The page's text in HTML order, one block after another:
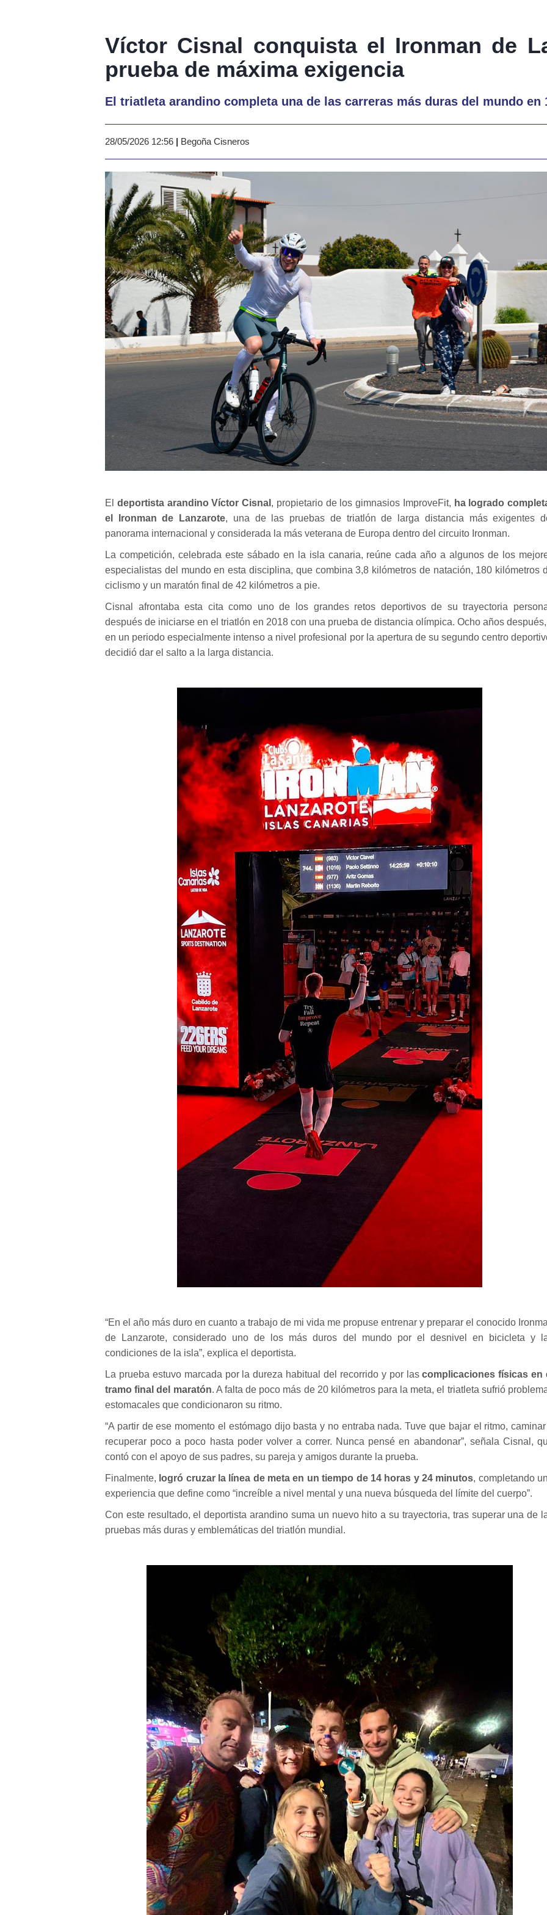
Víctor Cisnal conquista el Ironman de
prueba de máxima exigencia
El triatleta arandino completa una de las carreras más duras del mundo en
28/05/2026 12:56 | Begoña Cisneros
El deportista arandino Víctor Cisnal , propietario de los gimnasios ImproveFit, ha logrado
el Ironman de Lanzarote, una de las pruebas de triatlón de larga distancia más exigentes
panorama internacional y considerada la más veterana de Europa dentro del circuito Ironman.
La competición, celebrada este sábado en la isla canaria, reúne cada año a algunos de los
especialistas del mundo en esta disciplina, que combina 3,8 kilómetros de natación, 180 kilómetros
ciclismo y un maratón final de 42 kilómetros a pie.
Cisnal afrontaba esta cita como uno de los grandes retos deportivos de su trayectoria
después de iniciarse en el triatlón en 2018 con una prueba de distancia olímpica. Ocho años
en un periodo especialmente intenso a nivel profesional por la apertura de su segundo centro
decidió dar el salto a la larga distancia.
“En el año más duro en cuanto a trabajo de mi vida me propuse entrenar y preparar el conocido
de Lanzarote, considerado uno de los más duros del mundo por el desnivel en bicicleta y
condiciones de la isla”, explica el deportista.
La prueba estuvo marcada por la dureza habitual del recorrido y por lascomplicaciones físicas en
tramo final del maratón. A falta de poco más de 20 kilómetros para la meta, el triatleta sufrió
estomacales que condicionaron su ritmo.
“A partir de ese momento el estómago dijo basta y no entraba nada. Tuve que bajar el ritmo,
recuperar poco a poco hasta poder volver a correr. Nunca pensé en abandonar”, señala Cisnal,
contó con el apoyo de sus padres, su pareja y amigos durante la prueba.
Finalmente, logró cruzar la línea de meta en un tiempo de 14 horas y 24 minutos, completando
experiencia que define como “increíble a nivel mental y una nueva búsqueda del límite del cuerpo”.
Con este resultado, el deportista arandino suma un nuevo hito a su trayectoria, tras superar una de
pruebas más duras y emblemáticas del triatlón mundial.